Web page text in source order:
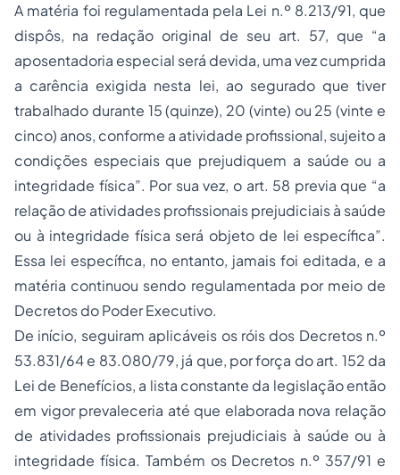
A matéria foi regulamentada pela Lei n.º 8.213/91, que
dispôs, na redação original de seu art. 57, que “a
aposentadoria especial será devida, uma vez cumprida
a carência exigida nesta lei, ao segurado que tiver
trabalhado durante 15 (quinze), 20 (vinte) ou 25 (vinte e
cinco) anos, conforme a atividade profissional, sujeito a
condições especiais que prejudiquem a saúde ou a
integridade física”. Por sua vez, o art. 58 previa que “a
relação de atividades profissionais prejudiciais à saúde
ou à integridade física será objeto de lei específica”.
Essa lei específica, no entanto, jamais foi editada, e a
matéria continuou sendo regulamentada por meio de
Decretos do Poder Executivo.
De início, seguiram aplicáveis os róis dos Decretos n.º
53.831/64 e 83.080/79, já que, por força do art. 152 da
Lei de Benefícios, a lista constante da legislação então
em vigor prevaleceria até que elaborada nova relação
de atividades profissionais prejudiciais à saúde ou à
integridade física. Também os Decretos n.º 357/91 e